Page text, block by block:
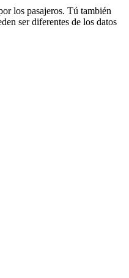
los pasajeros. Tú también
ser diferentes de los datos